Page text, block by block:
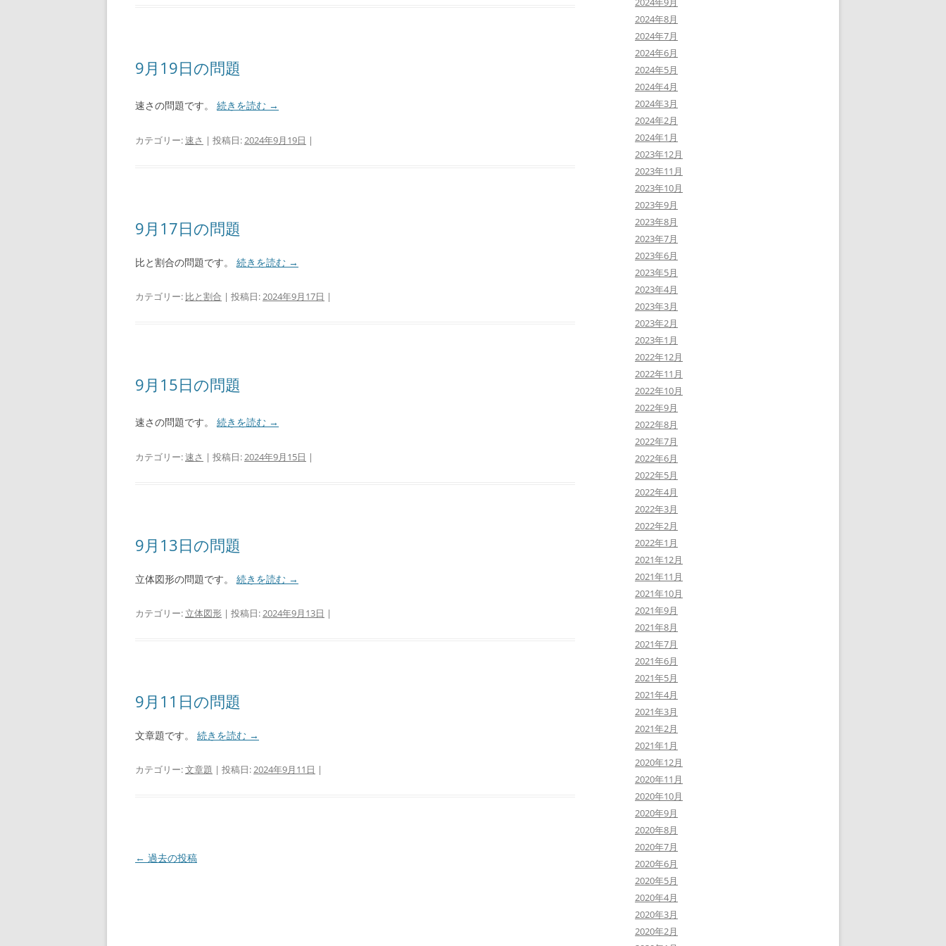
9月19日の問題
速さの問題です。 続きを読む →
カテゴリー:速さ | 投稿日:2024年9月19日 |
9月17日の問題
比と割合の問題です。 続きを読む →
カテゴリー: 比と割合 | 投稿日:2024年9月17日 |
9月15日の問題
速さの問題です。 続きを読む →
カテゴリー:速さ | 投稿日:2024年9月15日 |
9月13日の問題
立体図形の問題です。 続きを読む →
カテゴリー: 立体図形 | 投稿日:2024年9月13日 |
9月11日の問題
文章題です。 続きを読む →
カテゴリー:文章題 | 投稿日:2024年9月11日 |
投
← 過去の投稿
2024年8月
2024年7月
2024年6月
2024年5月
2024年4月
2024年3月
2024年2月
2024年1月
2023年12月
2023年11月
2023年10月
2023年9月
2023年8月
2023年7月
2023年6月
2023年5月
2023年4月
2023年3月
2023年2月
2023年1月
2022年12月
2022年11月
2022年10月
2022年9月
2022年8月
2022年7月
2022年6月
2022年5月
2022年4月
2022年3月
2022年2月
2022年1月
2021年12月
2021年11月
2021年10月
2021年9月
2021年8月
2021年7月
2021年6月
2021年5月
2021年4月
2021年3月
2021年2月
2021年1月
2020年12月
2020年11月
2020年10月
2020年9月
2020年8月
2020年7月
2020年6月
2020年5月
2020年4月
2020年3月
2020年2月